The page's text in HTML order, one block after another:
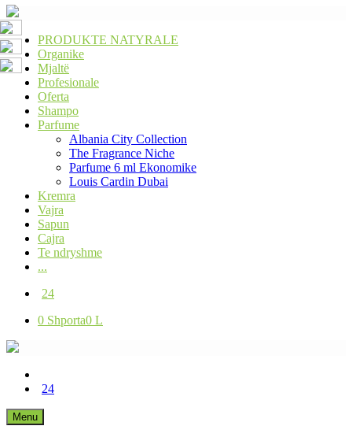
PRODUKTE NATYRALE
Organike
Mjaltë
Profesionale
Oferta
Shampo
Parfume
Albania City Collection
The Fragrance Niche
Parfume 6 ml Ekonomike
Louis Cardin Dubai
Kremra
Vajra
Sapun
Cajra
Te ndryshme
...
24
0 Shporta0 L
24
Menu